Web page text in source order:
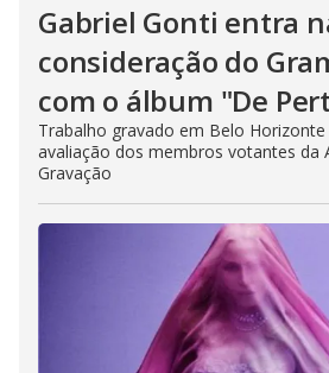
Gabriel Gonti entra
consideração do
com o álbum "De
Trabalho gravado em Belo
avaliação dos membros votantes da
Gravação